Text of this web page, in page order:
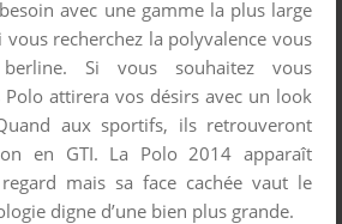
avec une gamme la plus large
recherchez la polyvalence vous
Si vous souhaitez vous
Polo attirera vos désirs avec un look
aux sportifs, ils retrouveront
en GTI. La Polo 2014 apparaît
mais sa face cachée vaut le
digne d’une bien plus grande.